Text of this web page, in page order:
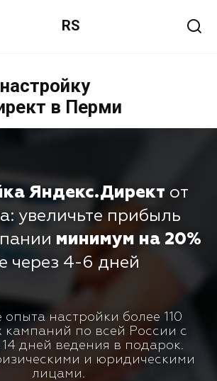
RS
в Перми
Яндекс.Директ от
увеличьте прибыль
минимум на 20%
через 4-6 дней
опыта настройки более 110
кампаний по всей России с
14 дней ведения в подарок.
и юридическими
лицами.